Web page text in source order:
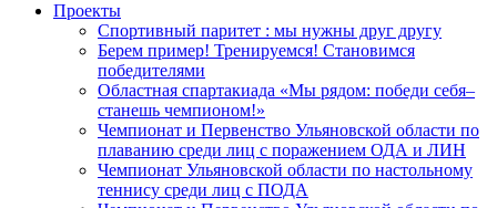
Проекты
Спортивный паритет : мы нужны друг другу
Берем пример! Тренируемся! Становимся
победителями
Областная спартакиада «Мы рядом: победи себя–
станешь чемпионом!»
Чемпионат и Первенство Ульяновской области по
плаванию среди лиц с поражением ОДА и ЛИН
Чемпионат Ульяновской области по настольному
теннису среди лиц с ПОДА